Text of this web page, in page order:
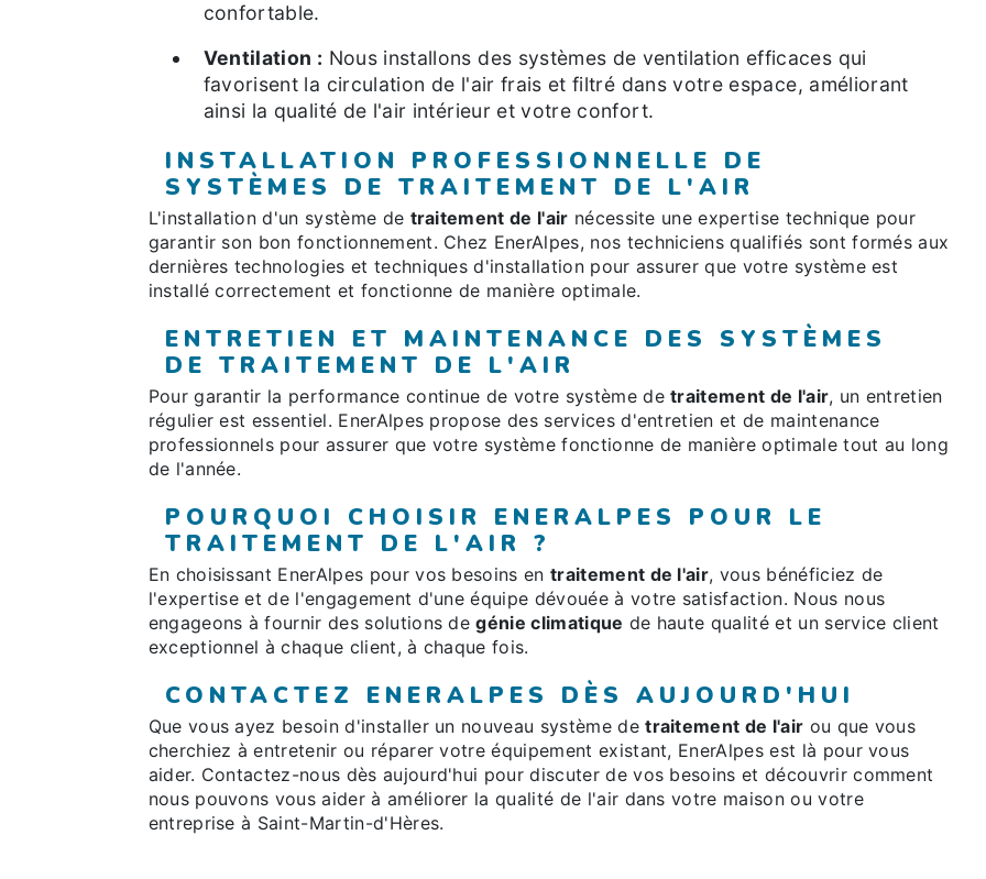
confortable.
Ventilation : Nous installons des systèmes de ventilation efficaces qui
favorisent la circulation de l'air frais et filtré dans votre espace, améliorant
ainsi la qualité de l'air intérieur et votre confort.
INSTALLATION PROFESSIONNELLE DE
SYSTÈMES DE TRAITEMENT DE L'AIR
L'installation d'un système de traitement de l'air nécessite une expertise technique pour
garantir son bon fonctionnement. Chez EnerAlpes, nos techniciens qualifiés sont formés aux
dernières technologies et techniques d'installation pour assurer que votre système est
installé correctement et fonctionne de manière optimale.
ENTRETIEN ET MAINTENANCE DES SYSTÈMES
DE TRAITEMENT DE L'AIR
Pour garantir la performance continue de votre système detraitement de l'air, un entretien
régulier est essentiel. EnerAlpes propose des services d'entretien et de maintenance
professionnels pour assurer que votre système fonctionne de manière optimale tout au long
de l'année.
POURQUOI CHOISIR ENERALPES POUR LE
TRAITEMENT DE L'AIR ?
En choisissant EnerAlpes pour vos besoins en traitement de l'air, vous bénéficiez de
l'expertise et de l'engagement d'une équipe dévouée à votre satisfaction. Nous nous
engageons à fournir des solutions degénie climatique de haute qualité et un service client
exceptionnel à chaque client, à chaque fois.
CONTACTEZ ENERALPES DÈS AUJOURD'HUI
Que vous ayez besoin d'installer un nouveau système detraitement de l'air ou que vous
cherchiez à entretenir ou réparer votre équipement existant, EnerAlpes est là pour vous
aider. Contactez-nous dès aujourd'hui pour discuter de vos besoins et découvrir comment
nous pouvons vous aider à améliorer la qualité de l'air dans votre maison ou votre
entreprise à Saint-Martin-d'Hères.